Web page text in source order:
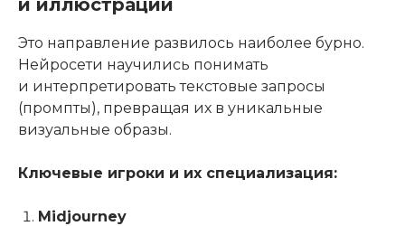
и иллюстраций
Это направление развилось наиболее бурно.
Нейросети научились понимать
и интерпретировать текстовые запросы
(промпты), превращая их в уникальные
визуальные образы.
Ключевые игроки и их специализация:
Midjourney